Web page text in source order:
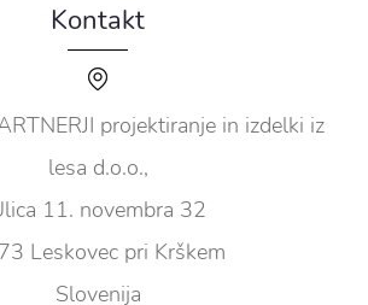
Kontakt
projektiranje in izdelki iz
lesa d.o.o.,
11. novembra 32
Leskovec pri Krškem
Slovenija